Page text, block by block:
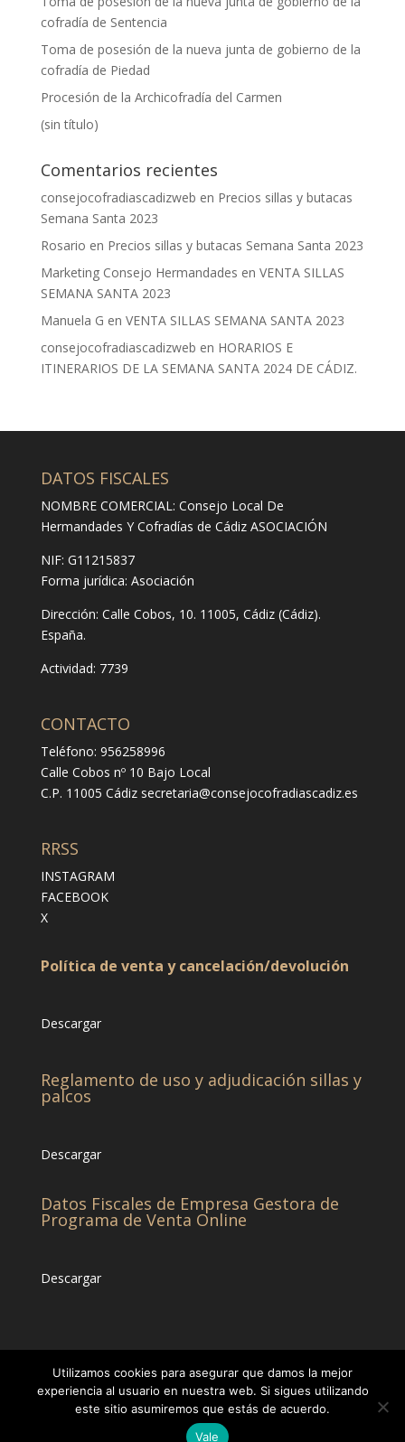
cofradía de Sentencia
Toma de posesión de la nueva junta de gobierno de la
cofradía de Piedad
Procesión de la Archicofradía del Carmen
(sin título)
Comentarios recientes
consejocofradiascadizweb en Precios sillas y butacas
Semana Santa 2023
Rosario en Precios sillas y butacas Semana Santa 2023
Marketing Consejo Hermandades en VENTA SILLAS
SEMANA SANTA 2023
Manuela G en VENTA SILLAS SEMANA SANTA 2023
consejocofradiascadizweb en HORARIOS E
ITINERARIOS DE LA SEMANA SANTA 2024 DE CÁDIZ.
DATOS FISCALES
NOMBRE COMERCIAL: Consejo Local De
Hermandades Y Cofradías de Cádiz ASOCIACIÓN
NIF: G11215837
Forma jurídica: Asociación
Dirección: Calle Cobos, 10. 11005, Cádiz (Cádiz).
España.
Actividad: 7739
CONTACTO
Teléfono: 956258996
Calle Cobos nº 10 Bajo Local
C.P. 11005 Cádiz secretaria@consejocofradiascadiz.es
RRSS
INSTAGRAM
FACEBOOK
X
Política de venta y cancelación/devolución
Descargar
Reglamento de uso y adjudicación sillas y
palcos
Descargar
Datos Fiscales de Empresa Gestora de
Programa de Venta Online
Descargar
© CHCC -Diseñado por Eticonsa [Privacidad &
Utilizamos cookies para asegurar que damos la mejor
experiencia al usuario en nuestra web. Si sigues utilizando
este sitio asumiremos que estás de acuerdo.
Vale